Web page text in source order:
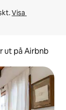
Visa
ut på Airbnb